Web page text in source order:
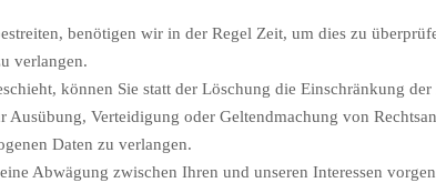
benötigen wir in der Regel Zeit, um dies zu
verlangen.
können Sie statt der Löschung die Einschränkung
Verteidigung oder Geltendmachung von
Daten zu verlangen.
Abwägung zwischen Ihren und unseren Interessen